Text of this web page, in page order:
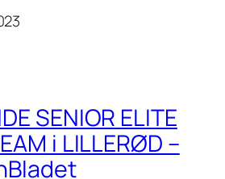
SENIOR ELITE
i LILLERØD –